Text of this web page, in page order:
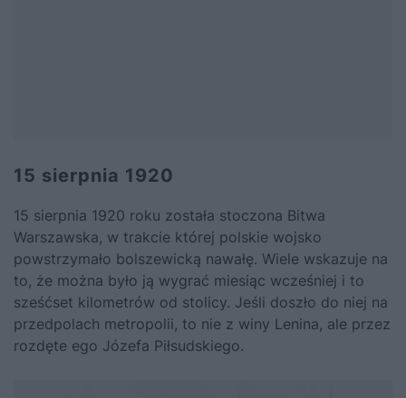
15 sierpnia 1920
15 sierpnia 1920 roku została stoczona Bitwa
Warszawska, w trakcie której polskie wojsko
powstrzymało bolszewicką nawałę. Wiele wskazuje na
to, że można było ją wygrać miesiąc wcześniej i to
sześćset kilometrów od stolicy. Jeśli doszło do niej na
przedpolach metropolii, to nie z winy Lenina, ale przez
rozdęte ego Józefa Piłsudskiego.